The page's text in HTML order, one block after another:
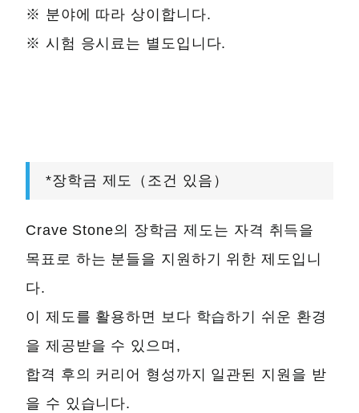
※ 분야에 따라 상이합니다.
※ 시험 응시료는 별도입니다.
*장학금 제도（조건 있음）
Crave Stone의 장학금 제도는 자격 취득을
목표로 하는 분들을 지원하기 위한 제도입니
다.
이 제도를 활용하면 보다 학습하기 쉬운 환경
을 제공받을 수 있으며,
합격 후의 커리어 형성까지 일관된 지원을 받
을 수 있습니다.